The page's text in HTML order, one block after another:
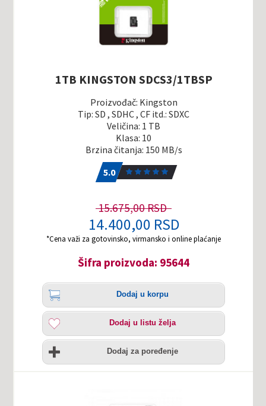
1TB KINGSTON SDCS3/1TBSP
Proizvođač: Kingston
Tip: SD , SDHC , CF itd.: SDXC
Veličina: 1 TB
Klasa: 10
Brzina čitanja: 150 MB/s
5.0
15.675,00 RSD
14.400,00 RSD
*Cena važi za gotovinsko, virmansko i online plaćanje
Šifra proizvoda: 95644
Količina
Dodaj
korpu
Dodaj u korpu
Dodaj
listu
želja
Dodaj u listu želja
Uporedi
Dodaj za poređenje